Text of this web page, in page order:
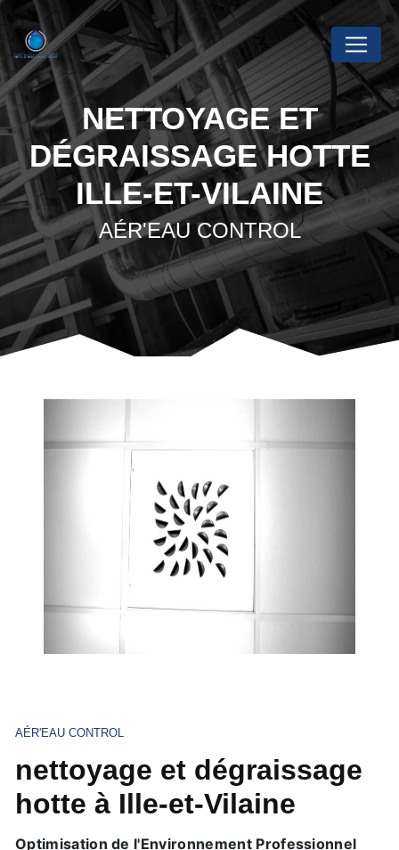
NETTOYAGE ET
DÉGRAISSAGE HOTTE
ILLE-ET-VILAINE
AÉR'EAU CONTROL
AÉR'EAU CONTROL
nettoyage et dégraissage
hotte à Ille-et-Vilaine
Optimisation de l'Environnement Professionnel
Panneau de gestion des cookies